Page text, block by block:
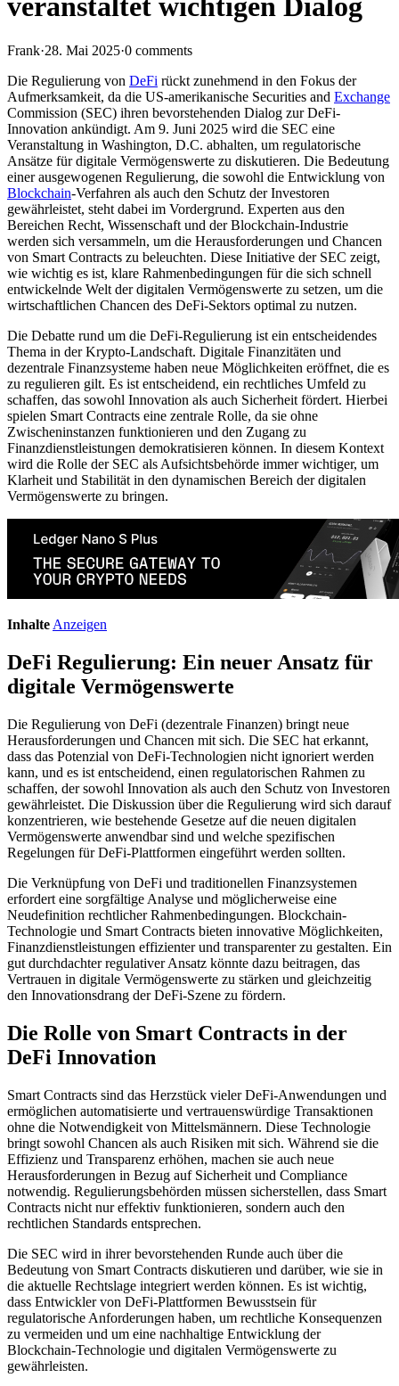
veranstaltet wichtigen Dialog
Frank·28. Mai 2025·0 comments
Die Regulierung von DeFi rückt zunehmend in den Fokus der
Aufmerksamkeit, da die US-amerikanische Securities and Exchange
Commission (SEC) ihren bevorstehenden Dialog zur DeFi-
Innovation ankündigt. Am 9. Juni 2025 wird die SEC eine
Veranstaltung in Washington, D.C. abhalten, um regulatorische
Ansätze für digitale Vermögenswerte zu diskutieren. Die Bedeutung
einer ausgewogenen Regulierung, die sowohl die Entwicklung von
Blockchain-Verfahren als auch den Schutz der Investoren
gewährleistet, steht dabei im Vordergrund. Experten aus den
Bereichen Recht, Wissenschaft und der Blockchain-Industrie
werden sich versammeln, um die Herausforderungen und Chancen
von Smart Contracts zu beleuchten. Diese Initiative der SEC zeigt,
wie wichtig es ist, klare Rahmenbedingungen für die sich schnell
entwickelnde Welt der digitalen Vermögenswerte zu setzen, um die
wirtschaftlichen Chancen des DeFi-Sektors optimal zu nutzen.
Die Debatte rund um die DeFi-Regulierung ist ein entscheidendes
Thema in der Krypto-Landschaft. Digitale Finanzitäten und
dezentrale Finanzsysteme haben neue Möglichkeiten eröffnet, die es
zu regulieren gilt. Es ist entscheidend, ein rechtliches Umfeld zu
schaffen, das sowohl Innovation als auch Sicherheit fördert. Hierbei
spielen Smart Contracts eine zentrale Rolle, da sie ohne
Zwischeninstanzen funktionieren und den Zugang zu
Finanzdienstleistungen demokratisieren können. In diesem Kontext
wird die Rolle der SEC als Aufsichtsbehörde immer wichtiger, um
Klarheit und Stabilität in den dynamischen Bereich der digitalen
Vermögenswerte zu bringen.
Inhalte Anzeigen
DeFi Regulierung: Ein neuer Ansatz für
digitale Vermögenswerte
Die Regulierung von DeFi (dezentrale Finanzen) bringt neue
Herausforderungen und Chancen mit sich. Die SEC hat erkannt,
dass das Potenzial von DeFi-Technologien nicht ignoriert werden
kann, und es ist entscheidend, einen regulatorischen Rahmen zu
schaffen, der sowohl Innovation als auch den Schutz von Investoren
gewährleistet. Die Diskussion über die Regulierung wird sich darauf
konzentrieren, wie bestehende Gesetze auf die neuen digitalen
Vermögenswerte anwendbar sind und welche spezifischen
Regelungen für DeFi-Plattformen eingeführt werden sollten.
Die Verknüpfung von DeFi und traditionellen Finanzsystemen
erfordert eine sorgfältige Analyse und möglicherweise eine
Neudefinition rechtlicher Rahmenbedingungen. Blockchain-
Technologie und Smart Contracts bieten innovative Möglichkeiten,
Finanzdienstleistungen effizienter und transparenter zu gestalten. Ein
gut durchdachter regulativer Ansatz könnte dazu beitragen, das
Vertrauen in digitale Vermögenswerte zu stärken und gleichzeitig
den Innovationsdrang der DeFi-Szene zu fördern.
Die Rolle von Smart Contracts in der
DeFi Innovation
Smart Contracts sind das Herzstück vieler DeFi-Anwendungen und
ermöglichen automatisierte und vertrauenswürdige Transaktionen
ohne die Notwendigkeit von Mittelsmännern. Diese Technologie
bringt sowohl Chancen als auch Risiken mit sich. Während sie die
Effizienz und Transparenz erhöhen, machen sie auch neue
Herausforderungen in Bezug auf Sicherheit und Compliance
notwendig. Regulierungsbehörden müssen sicherstellen, dass Smart
Contracts nicht nur effektiv funktionieren, sondern auch den
rechtlichen Standards entsprechen.
Die SEC wird in ihrer bevorstehenden Runde auch über die
Bedeutung von Smart Contracts diskutieren und darüber, wie sie in
die aktuelle Rechtslage integriert werden können. Es ist wichtig,
dass Entwickler von DeFi-Plattformen Bewusstsein für
regulatorische Anforderungen haben, um rechtliche Konsequenzen
zu vermeiden und um eine nachhaltige Entwicklung der
Blockchain-Technologie und digitalen Vermögenswerte zu
gewährleisten.